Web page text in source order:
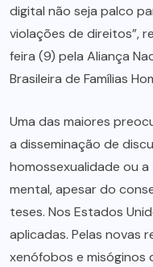
digital não seja palco
violações de direitos”,
feira (9) pela Aliança
Brasileira de Famílias
Uma das maiores
a disseminação de
homossexualidade ou
mental, apesar do
teses. Nos Estados
aplicadas. Pelas novas
xenófobos e misóginos